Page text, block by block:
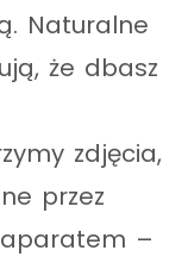
Naturalne
że dbasz
zdjęcia,
przez
aparatem –